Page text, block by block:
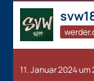
11. Januar 2024 um